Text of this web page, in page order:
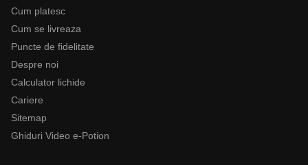
Cum platesc
Cum se livreaza
Puncte de fidelitate
Despre noi
Calculator lichide
Cariere
Sitemap
Ghiduri Video e-Potion